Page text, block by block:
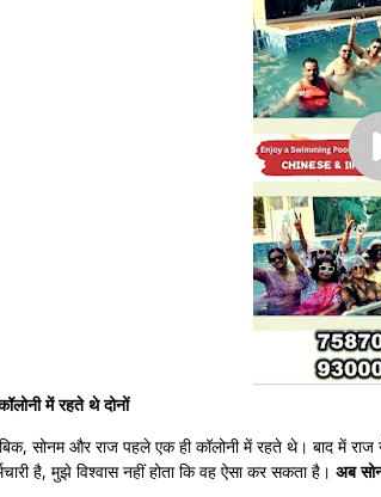
में रहते थे दोनों
सोनम और राज पहले एक ही कॉलोनी में रहते थे। बाद में राज
है, मुझे विश्वास नहीं होता कि वह ऐसा कर सकता है। अब